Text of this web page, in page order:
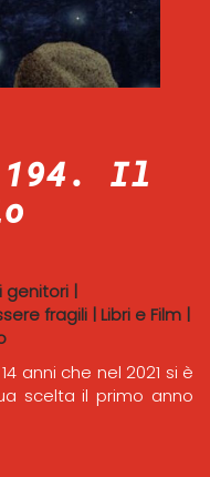
194. Il
genitori |
fragili | Libri e Film |
anni che nel 2021 si è
scelta il primo anno